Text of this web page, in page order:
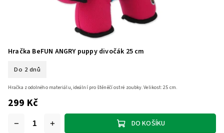
Hračka BeFUN ANGRY puppy divočák 25 cm
Do 2 dnů
299 Kč
DO KOŠÍKU
Hračka z odolného materiálu, ideální pro štěněčí ostré zoubky. Velikost: 25 cm.